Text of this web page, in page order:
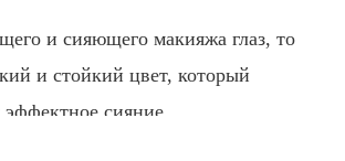
и сияющего макияжа глаз, то
и стойкий цвет, который
сияние.